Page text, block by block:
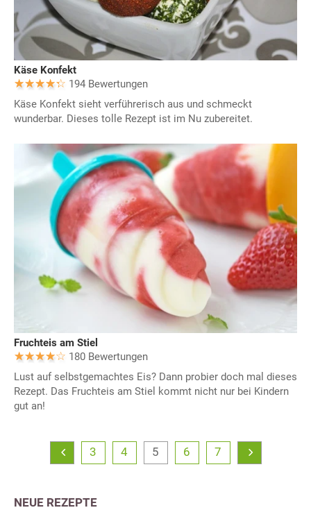
Käse Konfekt
194 Bewertungen
Käse Konfekt sieht verführerisch aus und schmeckt
wunderbar. Dieses tolle Rezept ist im Nu zubereitet.
Fruchteis am Stiel
180 Bewertungen
Lust auf selbstgemachtes Eis? Dann probier doch mal dieses
Rezept. Das Fruchteis am Stiel kommt nicht nur bei Kindern
gut an!
3 4 5 6 7
NEUE REZEPTE